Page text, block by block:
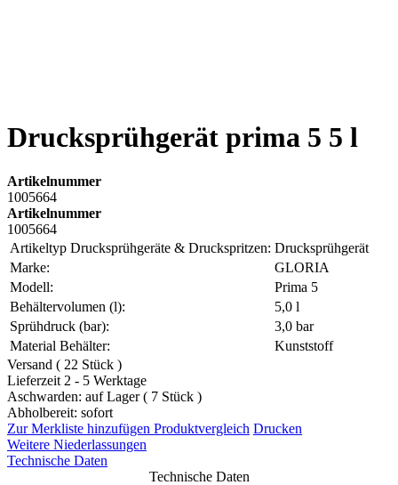
Drucksprühgerät prima 5 5 l
Artikelnummer
1005664
Artikelnummer
1005664
Artikeltyp Drucksprühgeräte & Druckspritzen: Drucksprühgerät
Marke:
GLORIA
Modell:
Prima 5
Behältervolumen (l):
5,0 l
Sprühdruck (bar):
3,0 bar
Material Behälter:
Kunststoff
Versand ( 22 Stück )
Lieferzeit 2 - 5 Werktage
Aschwarden: auf Lager ( 7 Stück )
Abholbereit: sofort
Zur Merkliste hinzufügen Produktvergleich Drucken
Weitere Niederlassungen
Technische Daten
Technische Daten